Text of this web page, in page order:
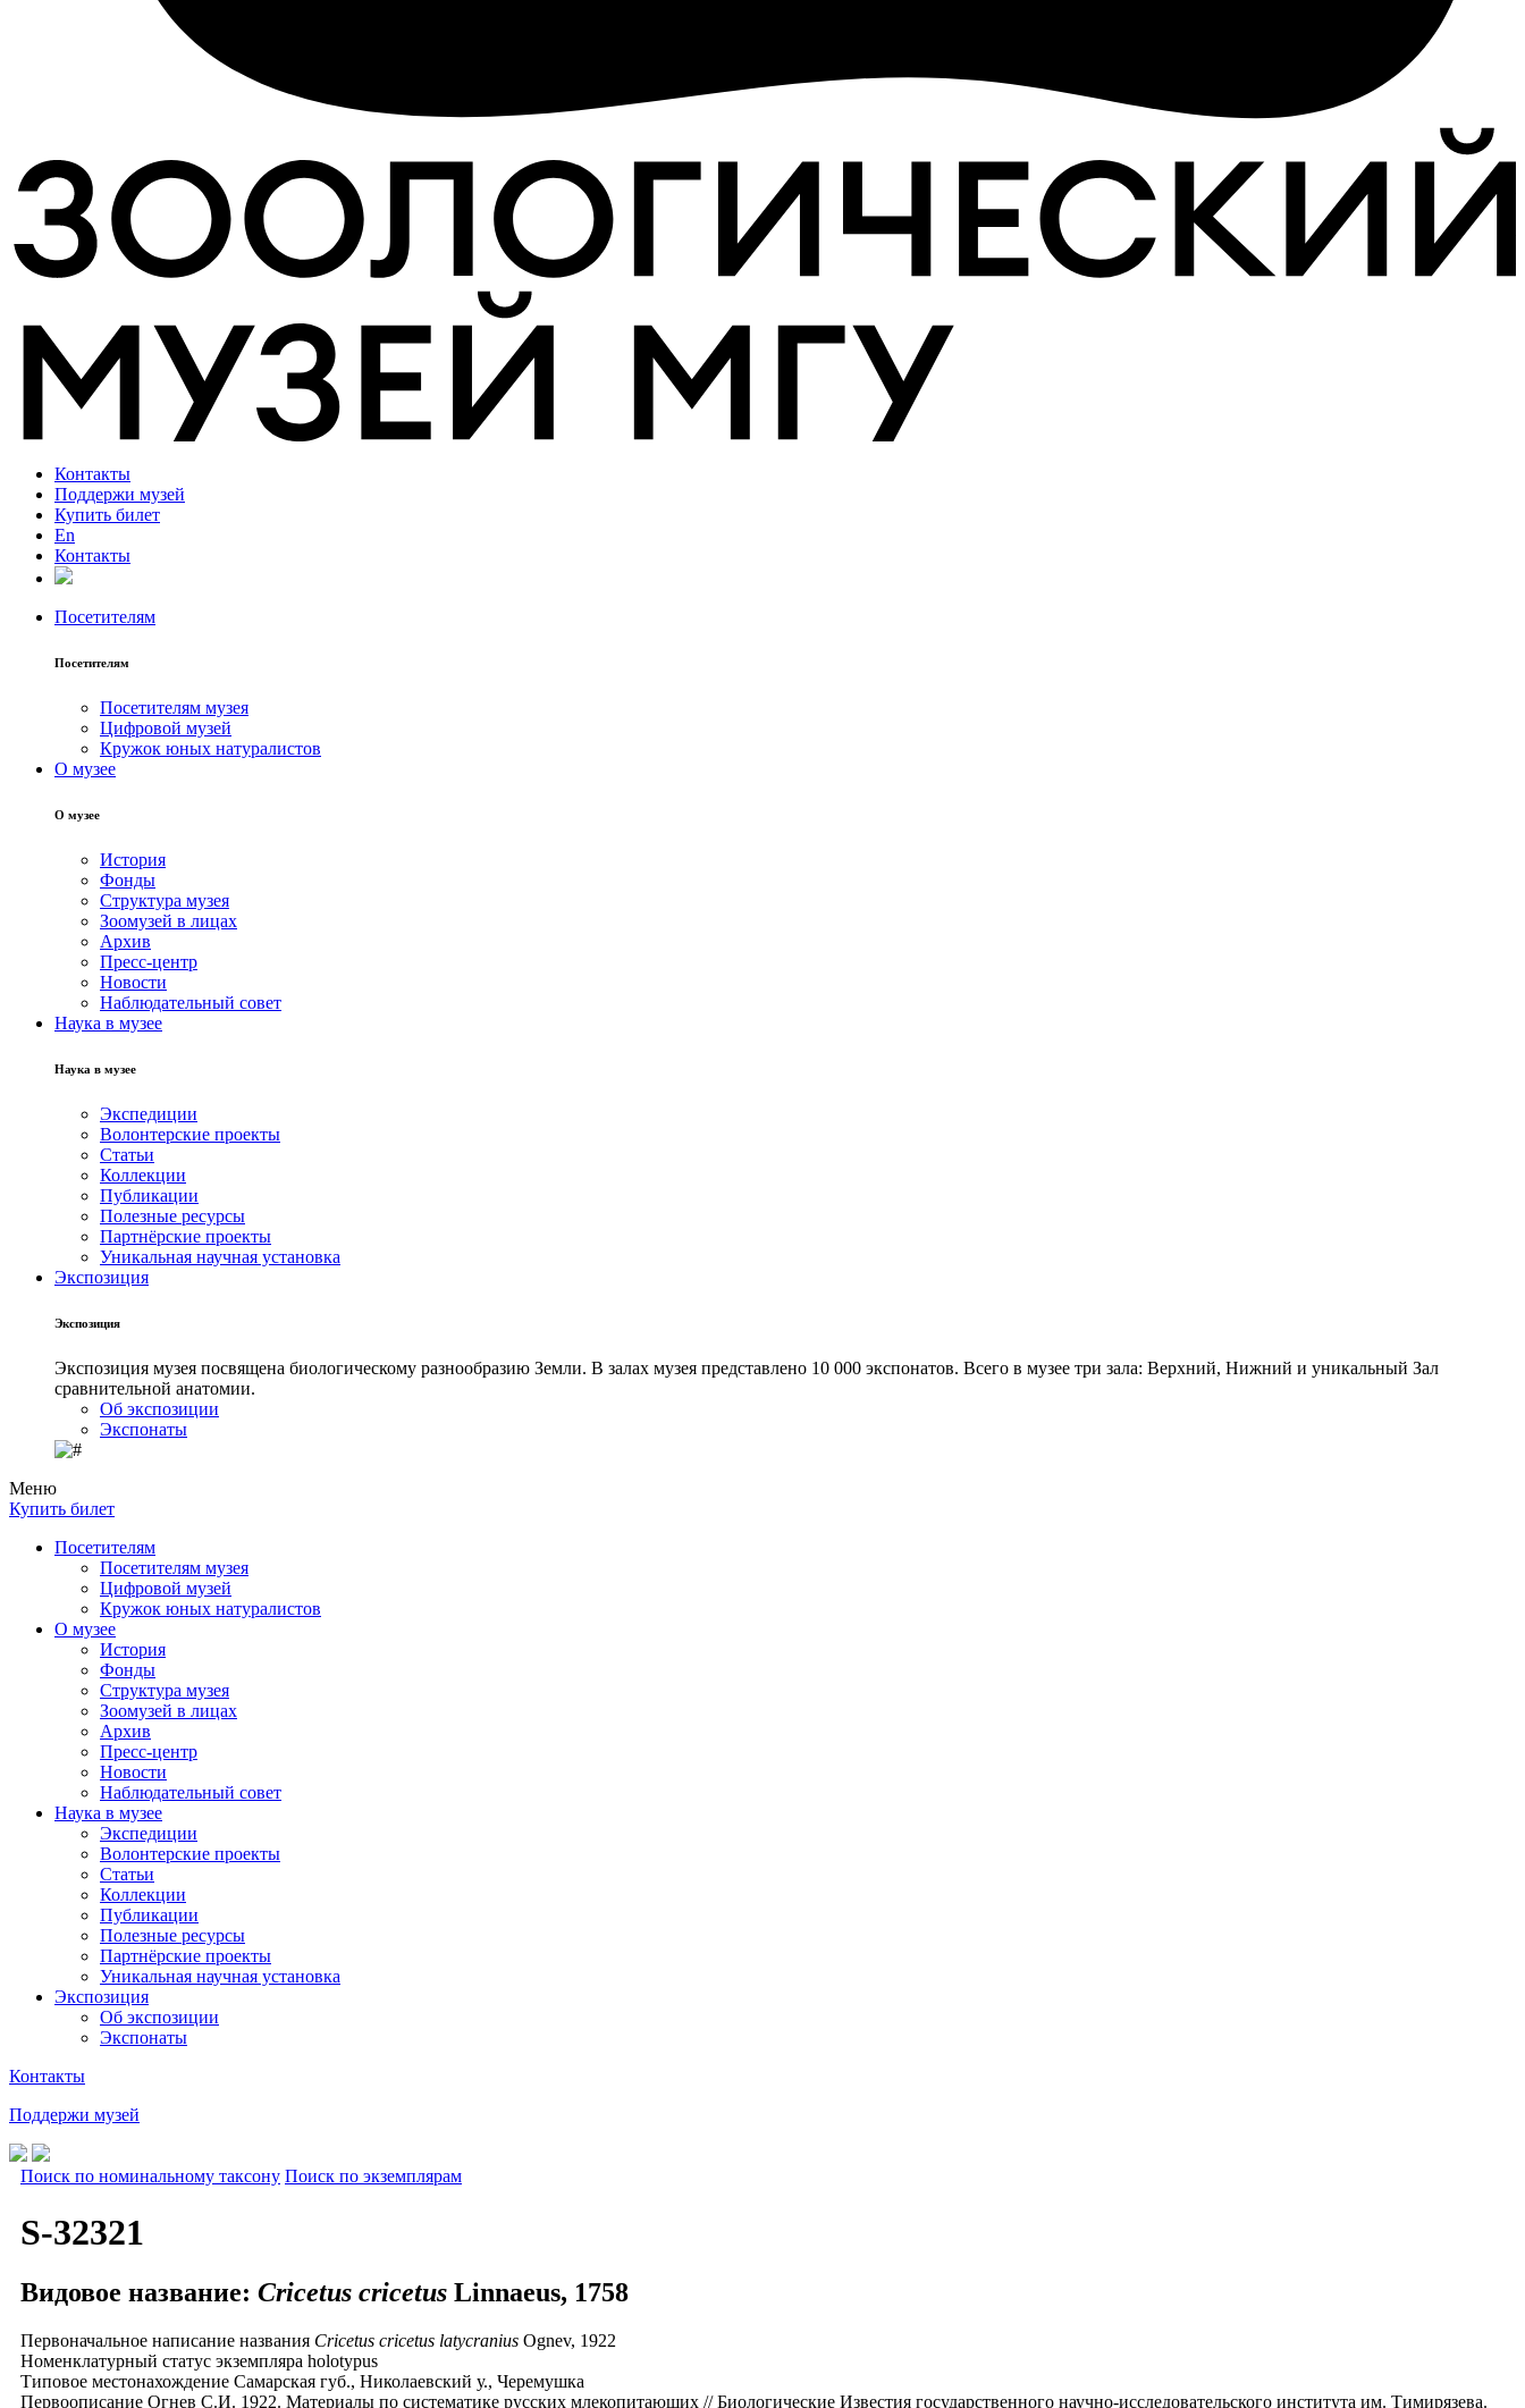
Контакты
Поддержи музей
Купить билет
En
Контакты
Посетителям
Посетителям
Посетителям музея
Цифровой музей
Кружок юных натуралистов
О музее
О музее
История
Фонды
Структура музея
Зоомузей в лицах
Архив
Пресс-центр
Новости
Наблюдательный совет
Наука в музее
Наука в музее
Экспедиции
Волонтерские проекты
Статьи
Коллекции
Публикации
Полезные ресурсы
Партнёрские проекты
Уникальная научная установка
Экспозиция
Экспозиция
Экспозиция музея посвящена биологическому разнообразию Земли. В залах музея представлено 10 000 экспонатов. Всего в музее три зала: Верхний, Нижний и уникальный Зал
сравнительной анатомии.
Об экспозиции
Экспонаты
Меню
Купить билет
Посетителям
Посетителям музея
Цифровой музей
Кружок юных натуралистов
О музее
История
Фонды
Структура музея
Зоомузей в лицах
Архив
Пресс-центр
Новости
Наблюдательный совет
Наука в музее
Экспедиции
Волонтерские проекты
Статьи
Коллекции
Публикации
Полезные ресурсы
Партнёрские проекты
Уникальная научная установка
Экспозиция
Об экспозиции
Экспонаты
Контакты
Поддержи музей
Поиск по номинальному таксону Поиск по экземплярам
S-32321
Видовое название: Cricetus cricetus Linnaeus, 1758
Первоначальное написание названия Cricetus cricetus latycranius Ognev, 1922
Номенклатурный статус экземпляра holotypus
Типовое местонахождение Самарская губ., Николаевский у., Черемушка
Первоописание Огнев С.И. 1922. Материалы по систематике русских млекопитающих // Биологические Известия государственного научно-исследовательского института им. Тимирязева.